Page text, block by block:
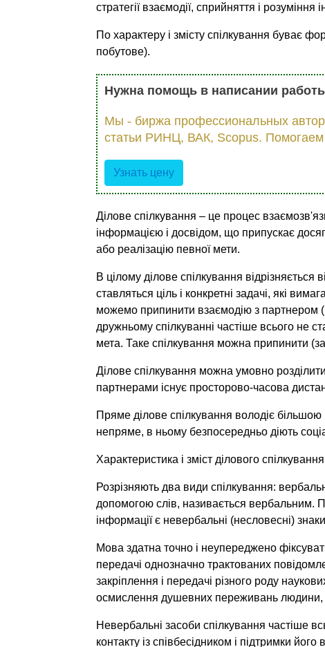
стратегії взаємодії, сприйняття і розуміння
По характеру і змісту спілкування буває
побутове).
Нужна помощь в написании
Мы - биржа профессиональных
статьи РИНЦ, ВАК, Scopus.
Узнать цену
Ділове спілкування – це процес
інформацією і досвідом, що припускає
або реалізацію певної мети.
В цілому ділове спілкування
ставляться ціль і конкретні задачі, які
можемо припинити взаємодію з партнером
дружньому спілкуванні частіше всього не
мета. Таке спілкування можна припинити
Ділове спілкування можна умовно
партнерами існує просторово-часова
Пряме ділове спілкування володіє більшою
непряме, в ньому безпосередньо діють
Характеристика і зміст ділового
Розрізняють два види спілкування:
допомогою слів, називається вербальним.
інформації є невербальні (несловесні)
Мова здатна точно і неупереджено
передачі однозначно трактованих
закріплення і передачі різного роду
осмислення душевних переживань людини,
Невербальні засоби спілкування частіше
контакту із співбесідником і підтримки